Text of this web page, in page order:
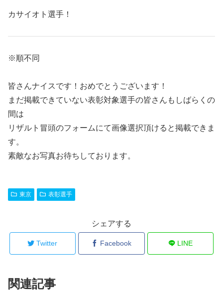
カサイオト選手！
※順不同
皆さんナイスです！おめでとうございます！
まだ掲載できていない表彰対象選手の皆さんもしばらくの
間は
リザルト冒頭のフォームにて画像選択頂けると掲載できま
す。
素敵なお写真お待ちしております。
東京 表彰選手
シェアする
Twitter Facebook LINE
関連記事